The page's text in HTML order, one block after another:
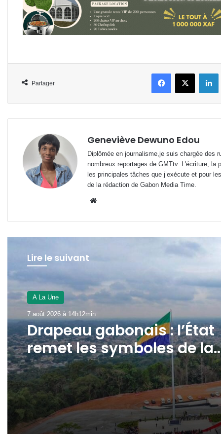
Partager
FacebookX
Geneviève Dewuno Edou
Diplômée en journalisme,je suis chargée des
nombreux reportages de GMTtv. L'écriture,
les principales tâches que j’exécute et pour
de la rédaction de Gabon Media Time.
Lire le suivant
A La Une
7 août 2026 à 14h12min
Drapeau gabonais : l’État
remet les symboles de la
République au cœur des
civismes